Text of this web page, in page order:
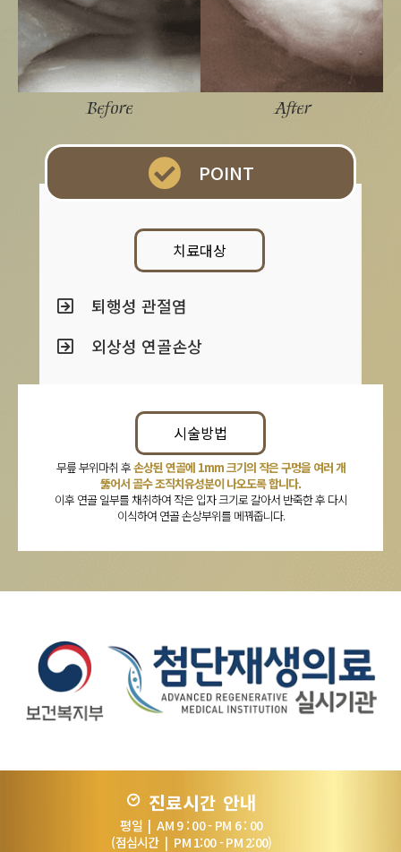
Before After
POINT
치료대상
퇴행성 관절염
외상성 연골손상
시술방법
무릎 부위마취 후손상된 연골에 1mm 크기의 작은 구멍을 여러 개
뚫어서 골수 조직치유성분이 나오도록 합니다.
이후 연골 일부를 채취하여 작은 입자 크기로 갈아서 반죽한 후 다시
이식하여 연골 손상부위를 메꿔줍니다.
진료시간 안내
평일 | AM 9 : 00 - PM 6 : 00
(점심시간 | PM 1:00 - PM 2:00)